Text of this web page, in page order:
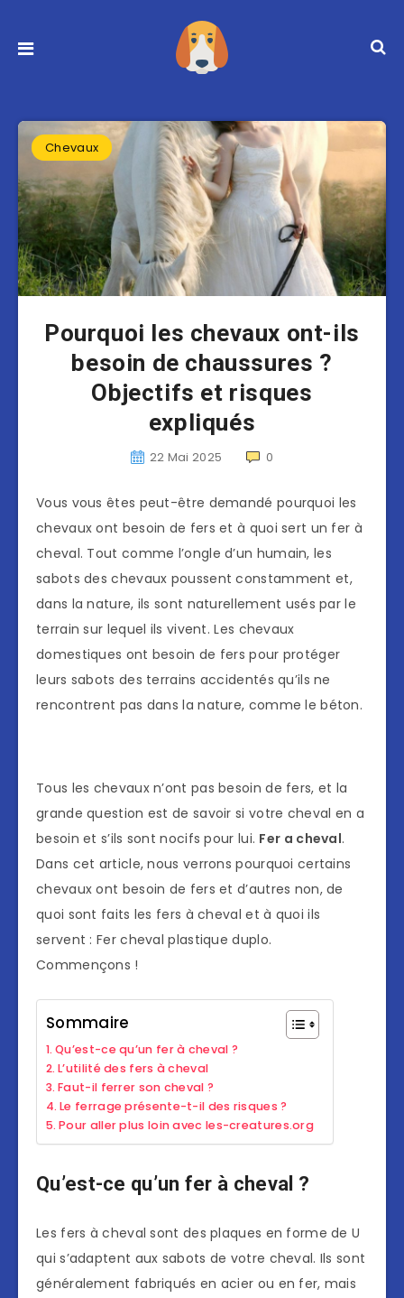
Chevaux
Pourquoi les chevaux ont-ils
besoin de chaussures ?
Objectifs et risques
expliqués
22 Mai 2025 0
Vous vous êtes peut-être demandé pourquoi les
chevaux ont besoin de fers et à quoi sert un fer à
cheval. Tout comme l’ongle d’un humain, les
sabots des chevaux poussent constamment et,
dans la nature, ils sont naturellement usés par le
terrain sur lequel ils vivent. Les chevaux
domestiques ont besoin de fers pour protéger
leurs sabots des terrains accidentés qu’ils ne
rencontrent pas dans la nature, comme le béton.
Tous les chevaux n’ont pas besoin de fers, et la
grande question est de savoir si votre cheval en a
besoin et s’ils sont nocifs pour lui. Fer a cheval.
Dans cet article, nous verrons pourquoi certains
chevaux ont besoin de fers et d’autres non, de
quoi sont faits les fers à cheval et à quoi ils
servent : Fer cheval plastique duplo.
Commençons !
Sommaire
Qu’est-ce qu’un fer à cheval ?
L’utilité des fers à cheval
Faut-il ferrer son cheval ?
Le ferrage présente-t-il des risques ?
Pour aller plus loin avec les-creatures.org
Qu’est-ce qu’un fer à cheval ?
Les fers à cheval sont des plaques en forme de U
qui s’adaptent aux sabots de votre cheval. Ils sont
généralement fabriqués en acier ou en fer, mais